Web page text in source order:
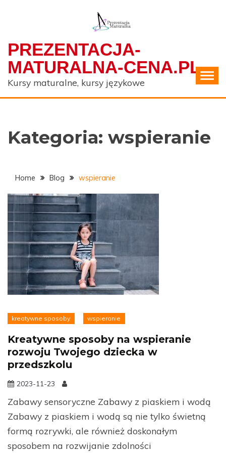
PREZENTACJA-
MATURALNA-CENA.PL
Kursy maturalne, kursy językowe
Kategoria: wspieranie
Home Blog wspieranie
kreatywne sposoby wspieranie
Kreatywne sposoby na wspieranie
rozwoju Twojego dziecka w
przedszkolu
2023-11-23
Zabawy sensoryczne Zabawy z piaskiem i wodą
Zabawy z piaskiem i wodą są nie tylko świetną
formą rozrywki, ale również doskonałym
sposobem na rozwijanie zdolności